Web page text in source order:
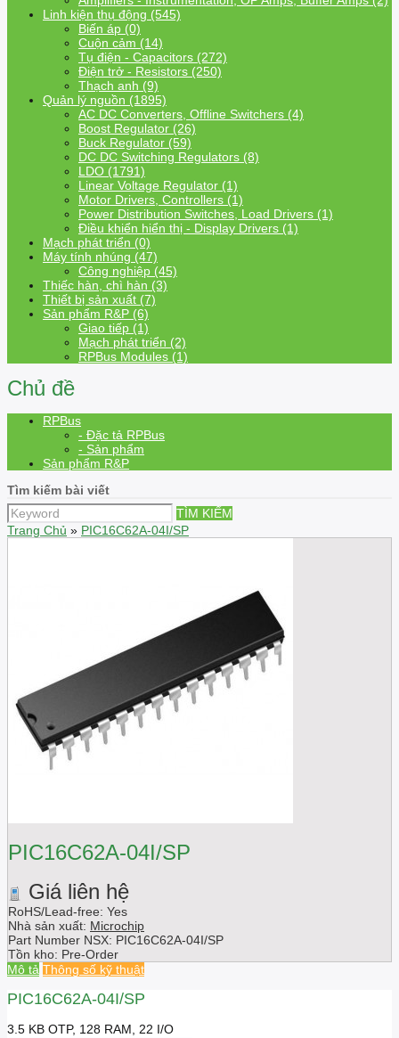
Linh kiện thụ động (545)
Biến áp (0)
Cuộn cảm (14)
Tụ điện - Capacitors (272)
Điện trở - Resistors (250)
Thạch anh (9)
Quản lý nguồn (1895)
AC DC Converters, Offline Switchers (4)
Boost Regulator (26)
Buck Regulator (59)
DC DC Switching Regulators (8)
LDO (1791)
Linear Voltage Regulator (1)
Motor Drivers, Controllers (1)
Power Distribution Switches, Load Drivers (1)
Điều khiển hiển thị - Display Drivers (1)
Mạch phát triển (0)
Máy tính nhúng (47)
Công nghiệp (45)
Thiếc hàn, chì hàn (3)
Thiết bị sản xuất (7)
Sản phẩm R&P (6)
Giao tiếp (1)
Mạch phát triển (2)
RPBus Modules (1)
Chủ đề
RPBus
- Đặc tả RPBus
- Sản phẩm
Sản phẩm R&P
Tìm kiếm bài viết
TÌM KIẾM
Trang Chủ » PIC16C62A-04I/SP
PIC16C62A-04I/SP
Giá liên hệ
RoHS/Lead-free: Yes
Nhà sản xuất: Microchip
Part Number NSX: PIC16C62A-04I/SP
Tồn kho: Pre-Order
Mô tả Thông số kỹ thuật
PIC16C62A-04I/SP
3.5 KB OTP, 128 RAM, 22 I/O